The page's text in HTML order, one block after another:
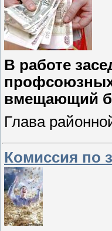
В работе
профсоюзных
вмещающий
Глава
Комиссия по